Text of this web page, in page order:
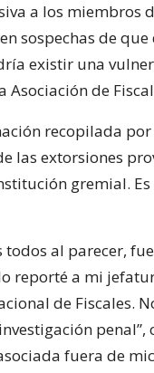
a los miembros
sospechas de
existir una
Asociación de
recopilada por
las extorsiones
gremial. Es
todos al parecer,
reporté a mi
de Fiscales.
penal”,
fuera de